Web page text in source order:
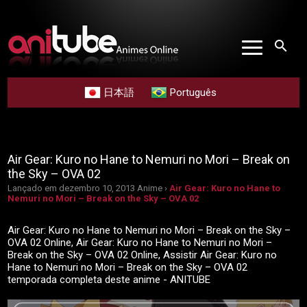
search
日本語 Português
Air Gear: Kuro no Hane to Nemuri no Mori – Break on
the Sky – OVA 02
Lançado em dezembro 10, 2013 Anime ›Air Gear: Kuro no Hane to
Nemuri no Mori – Break on the Sky – OVA 02
Air Gear: Kuro no Hane to Nemuri no Mori – Break on the Sky –
OVA 02 Online, Air Gear: Kuro no Hane to Nemuri no Mori –
Break on the Sky – OVA 02 Online, Assistir Air Gear: Kuro no
Hane to Nemuri no Mori – Break on the Sky – OVA 02
temporada completa deste anime - ANITUBE